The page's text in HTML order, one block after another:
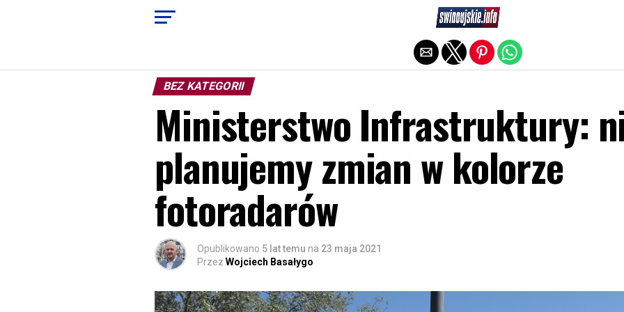
BEZ KATEGORII
Ministerstwo Infrastruktury:
planujemy zmian w kolorze
fotoradarów
Opublikowano 5 lat temu na 23 maja 2021
Przez Wojciech Basałygo
Exit mobile version